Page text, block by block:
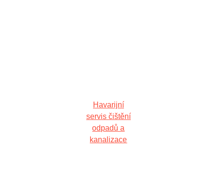
Havarijní
servis čištění
odpadů a
kanalizace